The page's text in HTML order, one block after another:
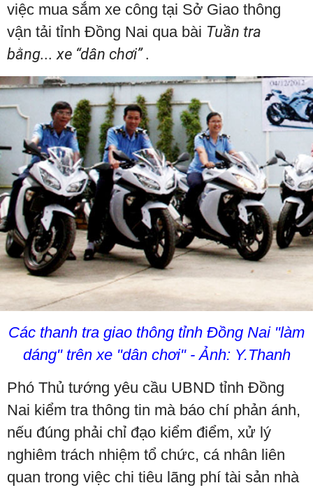
việc mua sắm xe công tại Sở Giao thông
vận tải tỉnh Đồng Nai qua bài Tuần tra
bằng... xe “dân chơi” .
Các thanh tra giao thông tỉnh Đồng Nai "làm
dáng" trên xe "dân chơi" - Ảnh: Y.Thanh
Phó Thủ tướng yêu cầu UBND tỉnh Đồng
Nai kiểm tra thông tin mà báo chí phản ánh,
nếu đúng phải chỉ đạo kiểm điểm, xử lý
nghiêm trách nhiệm tổ chức, cá nhân liên
quan trong việc chi tiêu lãng phí tài sản nhà